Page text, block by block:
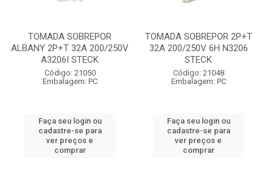
TOMADA SOBREPOR
ALBANY 2P+T 32A 200/250V
A3206I STECK
Código: 21050
Embalagem: PC
Faça seu login ou
cadastre-se para
ver preços e
comprar
TOMADA SOBREPOR 2P+T
32A 200/250V 6H N3206
STECK
Código: 21048
Embalagem: PC
Faça seu login ou
cadastre-se para
ver preços e
comprar